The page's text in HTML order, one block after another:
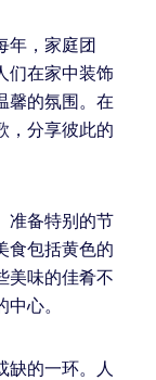
年，家庭团
们在家中装饰
馨的氛围。在
，分享彼此的
准备特别的节
食包括黄色的
美味的佳肴不
心。
缺的一环。人